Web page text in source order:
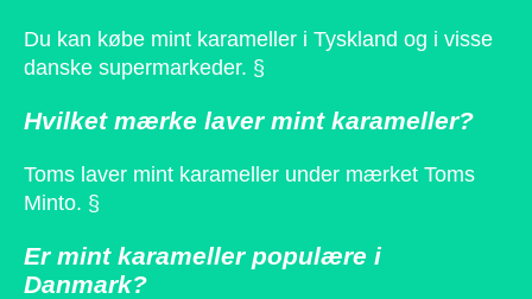
Du kan købe mint karameller i Tyskland og i visse
danske supermarkeder. §
Hvilket mærke laver mint karameller?
Toms laver mint karameller under mærket Toms
Minto. §
Er mint karameller populære i
Danmark?